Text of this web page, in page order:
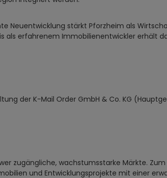
Neuentwicklung stärkt Pforzheim als
als erfahrenem Immobilienentwickler erhält
der K-Mail Order GmbH & Co. KG
zugängliche, wachstumsstarke Märkte.
und Entwicklungsprojekte mit einer